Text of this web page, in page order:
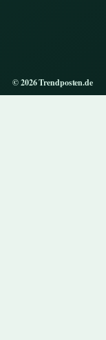
© 2026 Trendposten.de